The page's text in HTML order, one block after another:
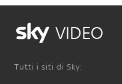
VIDEO
Tutti i siti di Sky: